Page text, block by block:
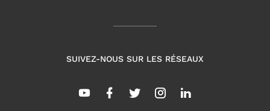
SUIVEZ-NOUS SUR LES RÉSEAUX